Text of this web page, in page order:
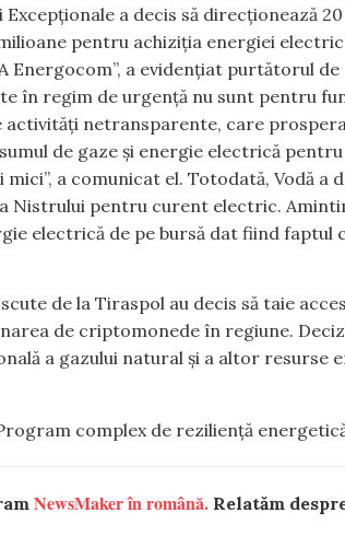
a decis să direcționează
pentru achiziția energiei
Energocom”, a evidențiat purtătorul de
în regim de urgență nu sunt pentru
netransparente, care
de gaze și energie electrică
a comunicat el. Totodată, Vodă
Nistrului pentru curent electric.
electrică de pe bursă dat fiind faptul
de la Tiraspol au decis să taie
de criptomonede în regiune.
a gazului natural și a altor resurse
complex de reziliență
NewsMaker în română. Relatăm